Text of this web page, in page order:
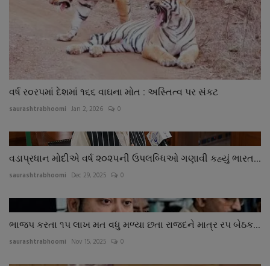
વર્ષ ર૦રપમાં દેશમાં ૧૬૬ વાઘના મોત : અસ્તિત્વ પર સંકટ
saurashtrabhoomi Jan 2, 2026 0
વડાપ્રધાન મોદીએ વર્ષ ૨૦૨૫ની ઉપલબ્ધિઓ ગણાવી કહ્યું ભારત...
saurashtrabhoomi Dec 29, 2025 0
ભાજપ કરતા ૧પ લાખ મત વધુ મળ્યા છતા રાજદને માત્ર રપ બેઠક...
saurashtrabhoomi Nov 15, 2025 0